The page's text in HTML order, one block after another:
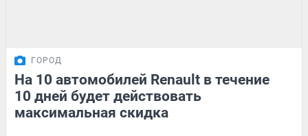
ГОРОД
На 10 автомобилей Renault в течение
10 дней будет действовать
максимальная скидка